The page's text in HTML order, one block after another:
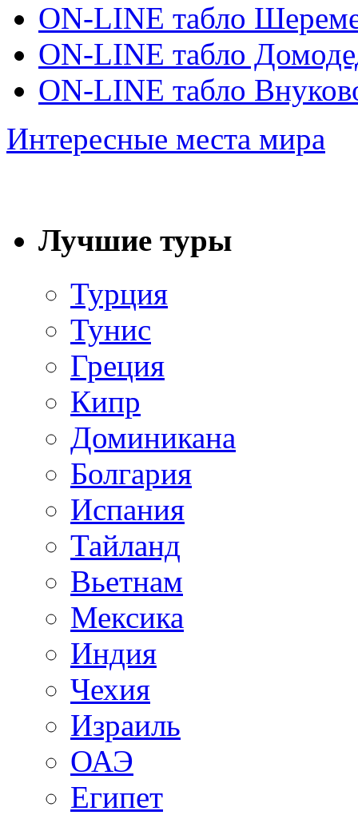
ON-LINE табло
ON-LINE табло
ON-LINE табло
Интересные места мира
Лучшие туры
Турция
Тунис
Греция
Кипр
Доминикана
Болгария
Испания
Тайланд
Вьетнам
Мексика
Индия
Чехия
Израиль
ОАЭ
Египет